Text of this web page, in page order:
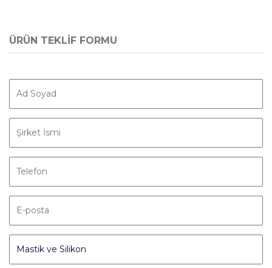
ÜRÜN TEKLİF FORMU